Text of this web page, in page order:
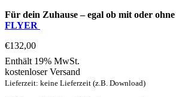
Für dein Zuhause – egal ob mit oder
FLYER
€132,00
Enthält 19% MwSt.
kostenloser Versand
Lieferzeit: keine Lieferzeit (z.B. Download)